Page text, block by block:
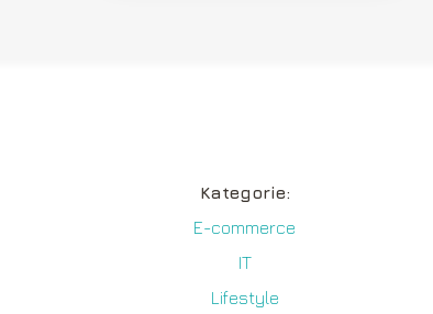
Kategorie:
E-commerce
IT
Lifestyle